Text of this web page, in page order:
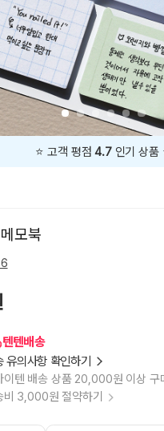
⭐️ 고객 평점4.7인기 상품
모북
텐텐배송
유의사항 확인하기
이텐 배송 상품 20,000원 이상 구
비 3,000원 절약하기